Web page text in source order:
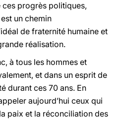
progrès politiques,
un chemin
de fraternité humaine et
réalisation.
à tous les hommes et
et dans un esprit de
durant ces 70 ans. En
aujourd’hui ceux qui
paix et la réconciliation des